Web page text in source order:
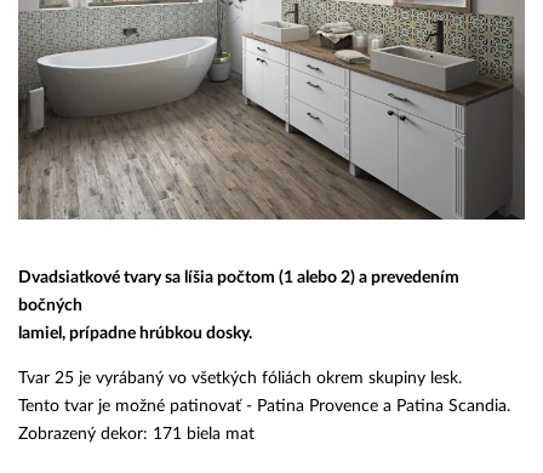
Dvadsiatkové tvary sa líšia počtom (1 alebo 2) a prevedením
bočných
lamiel, prípadne hrúbkou dosky.
Tvar 25 je vyrábaný vo všetkých fóliách okrem skupiny lesk.
Tento tvar je možné patinovať - Patina Provence a Patina Scandia.
Zobrazený dekor: 171 biela mat